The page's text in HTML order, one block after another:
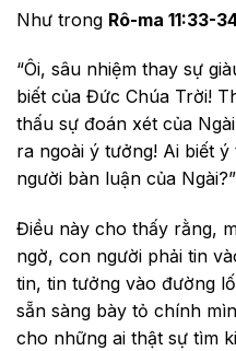
Như trong Rô-ma 11:33-
“Ôi, sâu nhiệm thay sự
biết của Đức Chúa Trời!
thấu sự đoán xét của
ra ngoài ý tưởng! Ai biết
người bàn luận của Ngài?”
Điều này cho thấy rằng,
ngờ, con người phải tin
tin, tin tưởng vào đường
sẵn sàng bày tỏ chính
cho những ai thật sự tìm